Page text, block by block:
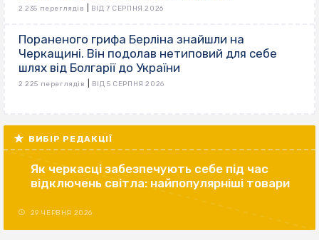
2 235 переглядів ВІД 7 СЕРПНЯ 2026
Пораненого грифа Берліна знайшли на
Черкащині. Він подолав нетиповий для себе
шлях від Болгарії до України
2 225 переглядів ВІД 5 СЕРПНЯ 2026
ВИБІР РЕДАКЦІЇ
Як черкасці забезпечують себе під час
відключень світла: найпопулярніші товари
29 ЧЕРВНЯ 2026